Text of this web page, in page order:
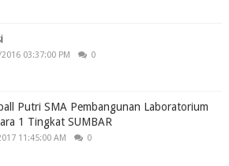
03:37:00 PM 0
Putri SMA Pembangunan Laboratorium
1 Tingkat SUMBAR
11:45:00 AM 0